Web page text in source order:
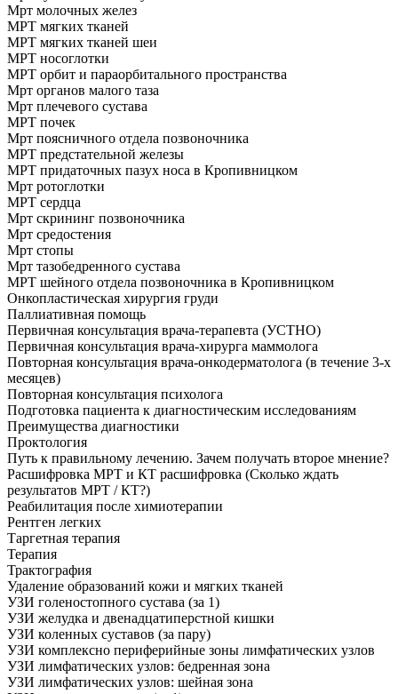
Мрт молочных желез
МРТ мягких тканей
МРТ мягких тканей шеи
МРТ носоглотки
МРТ орбит и параорбитального пространства
Мрт органов малого таза
Мрт плечевого сустава
МРТ почек
Мрт поясничного отдела позвоночника
МРТ предстательной железы
МРТ придаточных пазух носа в Кропивницком
Мрт ротоглотки
МРТ сердца
Мрт скрининг позвоночника
Мрт средостения
Мрт стопы
Мрт тазобедренного сустава
МРТ шейного отдела позвоночника в Кропивницком
Онкопластическая хирургия груди
Паллиативная помощь
Первичная консультация врача-терапевта (УСТНО)
Первичная консультация врача-хирурга маммолога
Повторная консультация врача-онкодерматолога (в течение 3-х
месяцев)
Повторная консультация психолога
Подготовка пациента к диагностическим исследованиям
Преимущества диагностики
Проктология
Путь к правильному лечению. Зачем получать второе мнение?
Расшифровка МРТ и КТ расшифровка (Сколько ждать
результатов МРТ / КТ?)
Реабилитация после химиотерапии
Рентген легких
Таргетная терапия
Терапия
Трактография
Удаление образований кожи и мягких тканей
УЗИ голеностопного сустава (за 1)
УЗИ желудка и двенадцатиперстной кишки
УЗИ коленных суставов (за пару)
УЗИ комплексно периферийные зоны лимфатических узлов
УЗИ лимфатических узлов: бедренная зона
УЗИ лимфатических узлов: шейная зона